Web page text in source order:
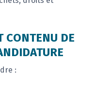
CONTENU DE
: